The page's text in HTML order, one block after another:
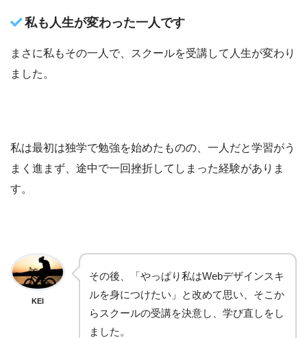
私も人生が変わった一人です
まさに私もその一人で、スクールを受講して人生が変わり
ました。
私は最初は独学で勉強を始めたものの、一人だと学習がう
まく進まず、途中で一回挫折してしまった経験がありま
す。
KEI
その後、「やっぱり私はWebデザインスキ
ルを身につけたい」と改めて思い、そこか
らスクールの受講を決意し、学び直しをし
ました。